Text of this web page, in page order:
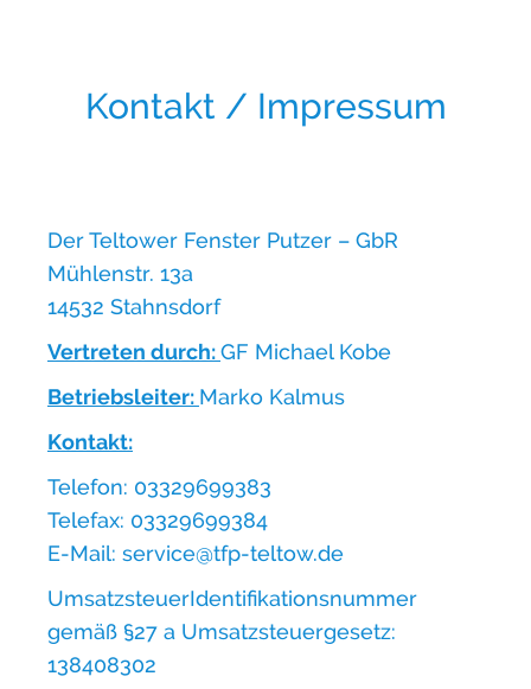
Kontakt / Impressum
Der Teltower Fenster Putzer – GbR
Mühlenstr. 13a
14532 Stahnsdorf
Vertreten durch:GF Michael Kobe
Betriebsleiter: Marko Kalmus
Kontakt:
Telefon: 03329699383
Telefax: 03329699384
E-Mail: service@tfp-teltow.de
UmsatzsteuerIdentifikationsnummer
gemäß §27 a Umsatzsteuergesetz:
138408302